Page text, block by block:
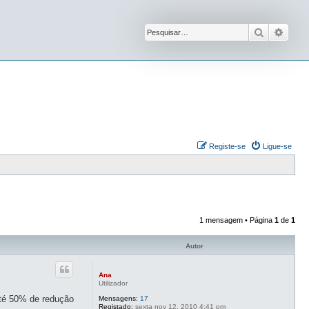
Pesquisar
Ligue-se
Registe-se
1 mensagem • Página 1 de 1
Autor
Ana
Utilizador
Mensagens: 17
Registado: sexta nov 12, 2010 4:41 pm
50% de redução